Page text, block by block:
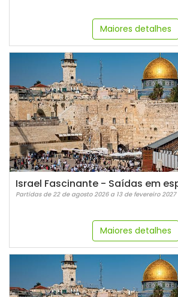
Maiores detalhes
Partidas de 22 de agosto 2026 a 13 de fevereiro 2027
Maiores detalhes